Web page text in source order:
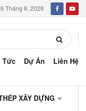
Tháng 8, 2026
Tức Dự Án Liên Hệ
XÂY DỰNG